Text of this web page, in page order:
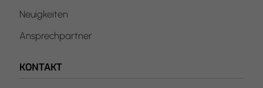
Neuigkeiten
Ansprechpartner
KONTAKT